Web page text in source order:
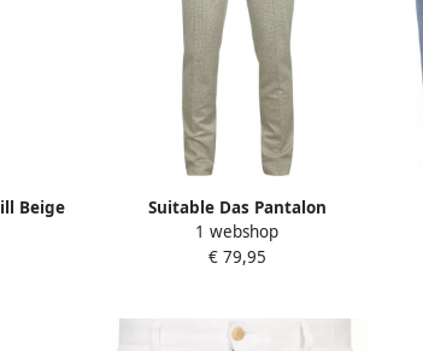
Beige
Suitable Das Pantalon
Houndstooth Olive
1 webshop
€ 79,95